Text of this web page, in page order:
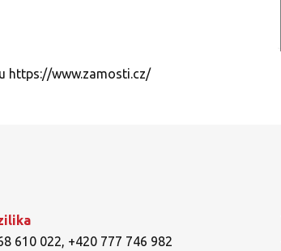
https://www.zamosti.cz/
610 022, +420 777 746 982